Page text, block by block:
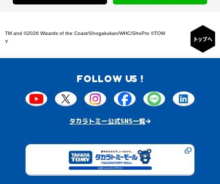
TM and ©2026 Wizards of the Coast/Shogakukan/WHC/ShoPro ©TOM
Y
FOLLOW US !
タカラトミー公式SNS一覧